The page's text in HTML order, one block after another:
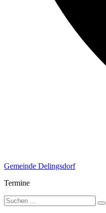
Gemeinde Delingsdorf
Termine